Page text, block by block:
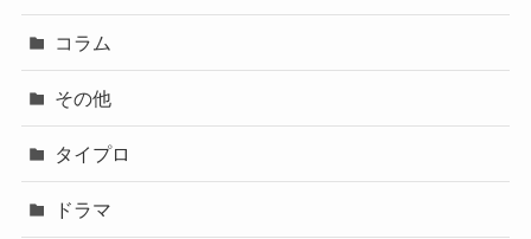
コラム
その他
タイプロ
ドラマ